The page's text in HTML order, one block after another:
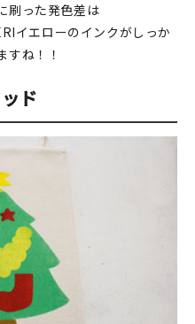
刷った発色差は
イエローのインクがしっか
すね！！
ド